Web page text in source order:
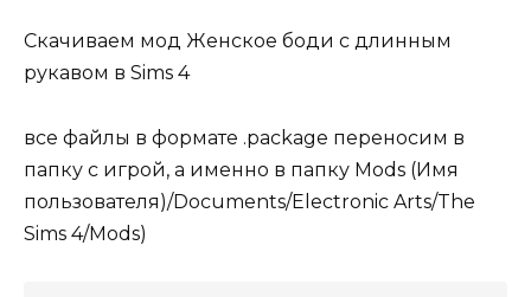
Скачиваем мод Женское боди с длинным
рукавом в Sims 4
все файлы в формате .package переносим в
папку с игрой, а именно в папку Mods (Имя
пользователя)/Documents/Electronic Arts/The
Sims 4/Mods)